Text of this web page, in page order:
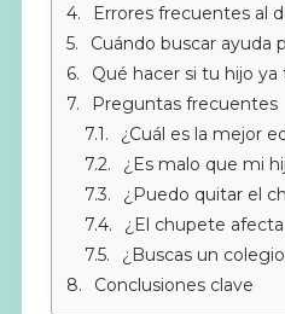
Errores frecuentes al
Cuándo buscar ayuda
Qué hacer si tu hijo
Preguntas frecuentes
¿Cuál es la mejor
¿Es malo que mi hijo de 2
¿Puedo quitar el
¿El chupete afecta
¿Buscas un colegio
Conclusiones clave